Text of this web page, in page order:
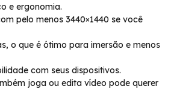
e ergonomia.
pelo menos 3440×1440 se você
o que é ótimo para imersão e menos
com seus dispositivos.
joga ou edita vídeo pode querer